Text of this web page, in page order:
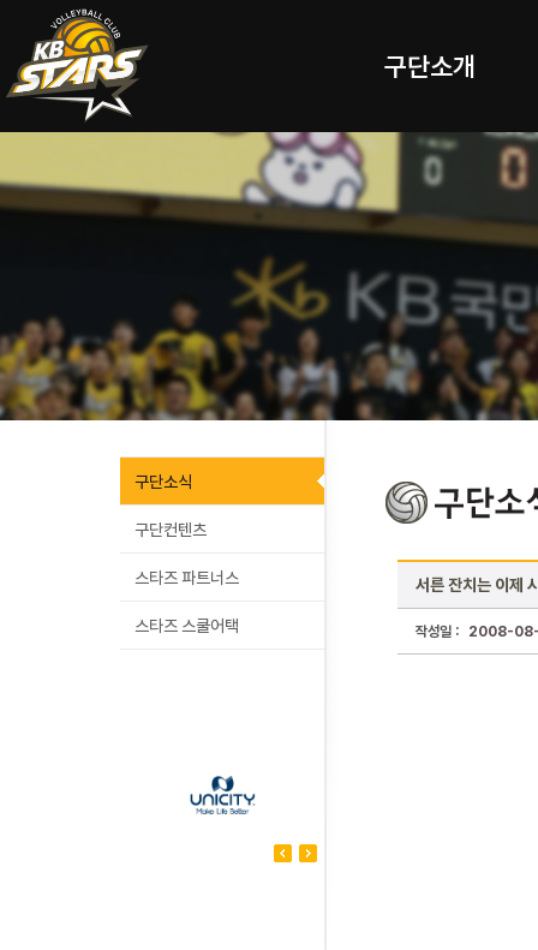
구단소개
구단소식
구단컨텐츠
스타즈 파트너스
스타즈 스쿨어택
서른 잔치는 이제
작성일 : 2008-